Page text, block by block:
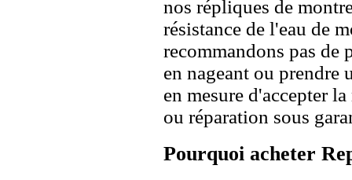
nos répliques de
résistance de l'eau de
recommandons pas de
en nageant ou prendre
en mesure d'accepter
ou réparation sous
Pourquoi acheter